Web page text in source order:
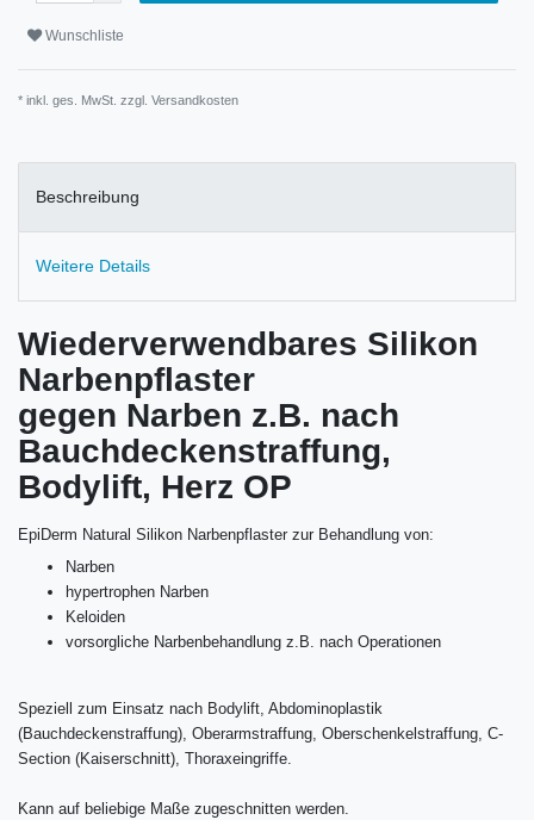
Wunschliste
* inkl. ges. MwSt. zzgl. Versandkosten
Beschreibung
Weitere Details
Wiederverwendbares Silikon
Narbenpflaster
gegen Narben z.B. nach
Bauchdeckenstraffung,
Bodylift, Herz OP
EpiDerm Natural Silikon Narbenpflaster zur Behandlung von:
Narben
hypertrophen Narben
Keloiden
vorsorgliche Narbenbehandlung z.B. nach Operationen
Speziell zum Einsatz nach Bodylift, Abdominoplastik
(Bauchdeckenstraffung), Oberarmstraffung, Oberschenkelstraffung, C-
Section (Kaiserschnitt), Thoraxeingriffe.
Kann auf beliebige Maße zugeschnitten werden.